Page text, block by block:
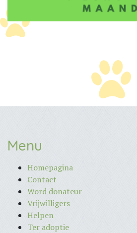
Menu
Homepagina
Contact
Word donateur
Vrijwilligers
Helpen
Ter adoptie